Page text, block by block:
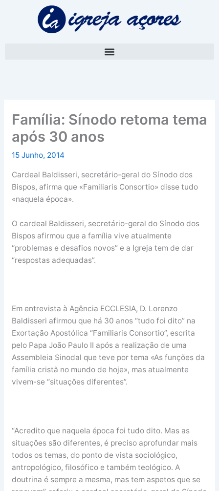
Família: Sínodo retoma tema
após 30 anos
15 Junho, 2014
Cardeal Baldisseri, secretário-geral do Sínodo dos
Bispos, afirma que «Familiaris Consortio» disse tudo
«naquela época».
O cardeal Baldisseri, secretário-geral do Sínodo dos
Bispos afirmou que a família vive atualmente
“problemas e desafios novos” e a Igreja tem de dar
“respostas adequadas”.
Em entrevista à Agência ECCLESIA, D. Lorenzo
Baldisseri afirmou que há 30 anos “tudo foi dito” na
Exortação Apostólica “Familiaris Consortio”, escrita
pelo Papa João Paulo II após a realização de uma
Assembleia Sinodal que teve por tema «As funções da
família cristã no mundo de hoje», mas atualmente
vivem-se “situações diferentes”.
“Acredito que naquela época foi tudo dito. Mas as
situações são diferentes, é preciso aprofundar mais
todos os temas, do ponto de vista sociológico,
antropológico, filosófico e também teológico. A
doutrina é sempre a mesma, mas tem aspetos que se